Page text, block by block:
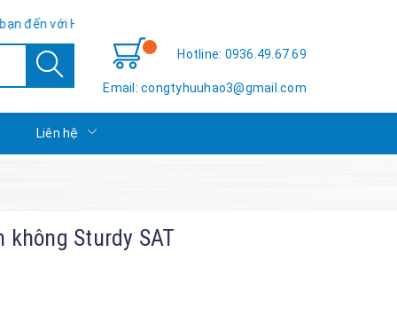
Hảo TSE - Sự hài lòng của bạn là thành công của chúng tôi!
Hotline: 0936.49.67.69
Email: congtyhuuhao3@gmail.com
Liên hệ
Sturdy SAT